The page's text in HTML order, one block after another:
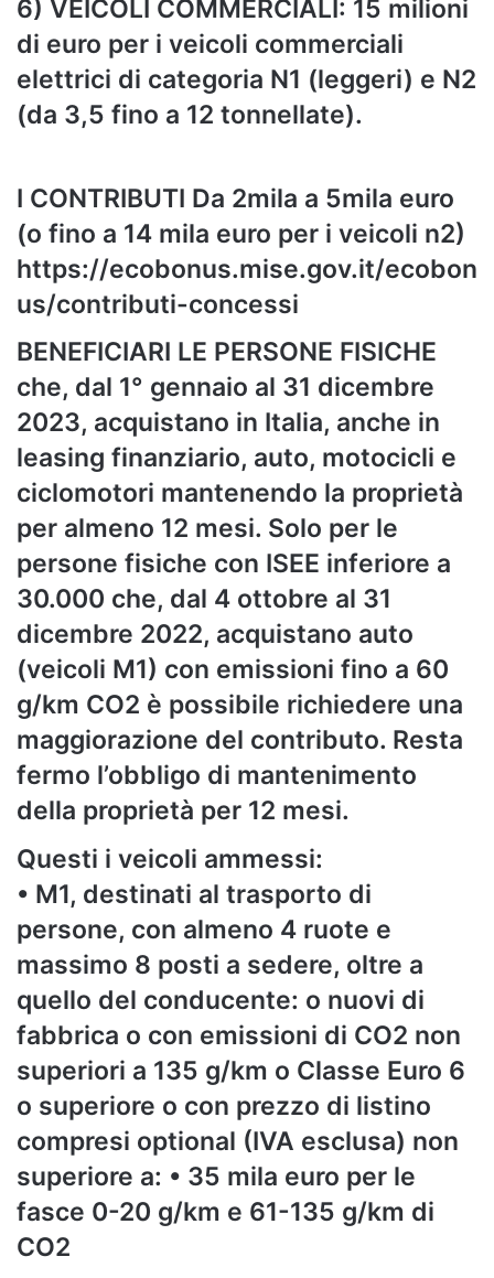
6) VEICOLI COMMERCIALI: 15 milioni
di euro per i veicoli commerciali
elettrici di categoria N1 (leggeri) e N2
(da 3,5 fino a 12 tonnellate).
I CONTRIBUTI Da 2mila a 5mila euro
(o fino a 14 mila euro per i veicoli n2)
https://ecobonus.mise.gov.it/ecobon
us/contributi-concessi
BENEFICIARI LE PERSONE FISICHE
che, dal 1° gennaio al 31 dicembre
2023, acquistano in Italia, anche in
leasing finanziario, auto, motocicli e
ciclomotori mantenendo la proprietà
per almeno 12 mesi. Solo per le
persone fisiche con ISEE inferiore a
30.000 che, dal 4 ottobre al 31
dicembre 2022, acquistano auto
(veicoli M1) con emissioni fino a 60
g/km CO2 è possibile richiedere una
maggiorazione del contributo. Resta
fermo l’obbligo di mantenimento
della proprietà per 12 mesi.
Questi i veicoli ammessi:
• M1, destinati al trasporto di
persone, con almeno 4 ruote e
massimo 8 posti a sedere, oltre a
quello del conducente: o nuovi di
fabbrica o con emissioni di CO2 non
superiori a 135 g/km o Classe Euro 6
o superiore o con prezzo di listino
compresi optional (IVA esclusa) non
superiore a: • 35 mila euro per le
fasce 0-20 g/km e 61-135 g/km di
CO2